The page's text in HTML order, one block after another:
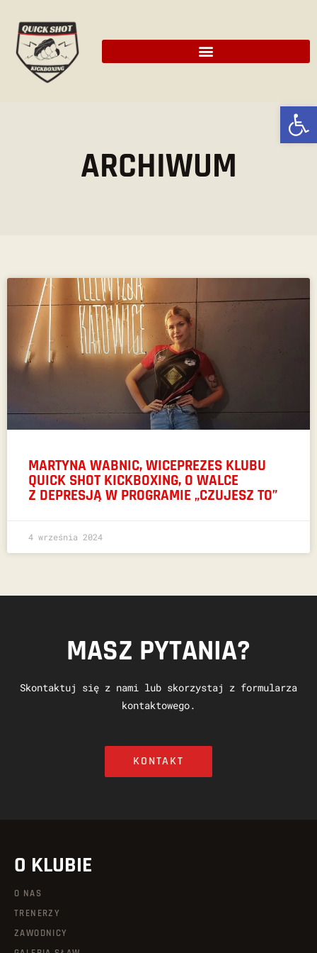
ARCHIWUM
MARTYNA WABNIC, WICEPREZES KLUBU
QUICK SHOT KICKBOXING, O WALCE
Z DEPRESJĄ W PROGRAMIE „CZUJESZ TO”
4 września 2024
MASZ PYTANIA?
Skontaktuj się z nami lub skorzystaj z formularza
kontaktowego.
KONTAKT
O KLUBIE
O NAS
TRENERZY
ZAWODNICY